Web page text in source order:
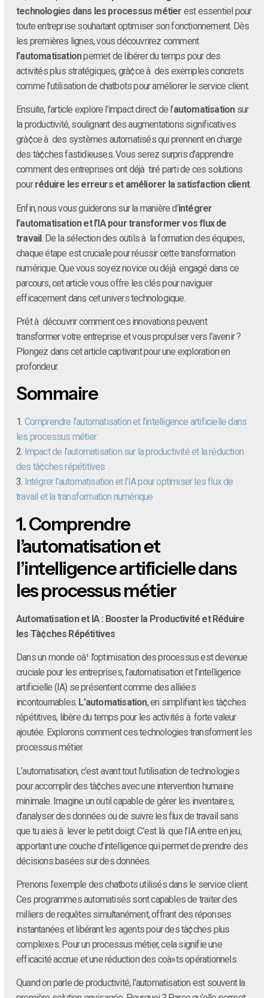
technologies dans les processus métier est essentiel pour
toute entreprise souhaitant optimiser son fonctionnement. Dès
les premières lignes, vous découvrirez comment
l’automatisationpermet de libérer du temps pour des
activités plus stratégiques, grà¢ce à des exemples concrets
comme l’utilisation de chatbots pour améliorer le service client.
Ensuite, l’article explore l’impact direct de l’automatisationsur
la productivité, soulignant des augmentations significatives
grà¢ce à des systèmes automatisés qui prennent en charge
des tà¢ches fastidieuses. Vous serez surpris d’apprendre
comment des entreprises ont déjà tiré parti de ces solutions
pourréduire les erreurs et améliorer la satisfaction client.
Enfin, nous vous guiderons sur la manière d’intégrer
l’automatisation et l’IA pour transformer vos flux de
travail. De la sélection des outils à la formation des équipes,
chaque étape est cruciale pour réussir cette transformation
numérique. Que vous soyez novice ou déjà engagé dans ce
parcours, cet article vous offre les clés pour naviguer
efficacement dans cet univers technologique.
Prêt à découvrir comment ces innovations peuvent
transformer votre entreprise et vous propulser vers l’avenir ?
Plongez dans cet article captivant pour une exploration en
profondeur.
Sommaire
1. Comprendre l’automatisation et l’intelligence artificielle dans
les processus métier
2. Impact de l’automatisation sur la productivité et la réduction
des tà¢ches répétitives
3. Intégrer l’automatisation et l’IA pour optimiser les flux de
travail et la transformation numérique
1.Comprendre
l’automatisation et
l’intelligence artificielle dans
les processus métier
Automatisation et IA : Booster la Productivité et Réduire
les Tà¢ches Répétitives
Dans un monde oà¹ l’optimisation des processus est devenue
cruciale pour les entreprises, l’automatisation et l’intelligence
artificielle (IA) se présentent comme des alliées
incontournables. L’automatisation, en simplifiant les tà¢ches
répétitives, libère du temps pour les activités à forte valeur
ajoutée. Explorons comment ces technologies transforment les
processus métier.
L’automatisation, c’est avant tout l’utilisation de technologies
pour accomplir des tà¢ches avec une intervention humaine
minimale. Imagine un outil capable de gérer les inventaires,
d’analyser des données ou de suivre les flux de travail sans
que tu aies à lever le petit doigt. C’est là que l’IA entre en jeu,
apportant une couche d’intelligence qui permet de prendre des
décisions basées sur des données.
Prenons l’exemple des chatbots utilisés dans le service client.
Ces programmes automatisés sont capables de traiter des
milliers de requêtes simultanément, offrant des réponses
instantanées et libérant les agents pour des tà¢ches plus
complexes. Pour un processus métier, cela signifie une
efficacité accrue et une réduction des coà»ts opérationnels.
Quand on parle de productivité, l’automatisation est souvent la